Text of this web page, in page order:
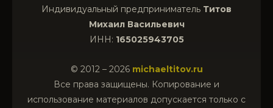
Индивидуальный предприниматель Титов
Михаил Васильевич
ИНН: 165025943705
© 2012 – 2026 michaeltitov.ru
Все права защищены. Копирование и
использование материалов допускается только с